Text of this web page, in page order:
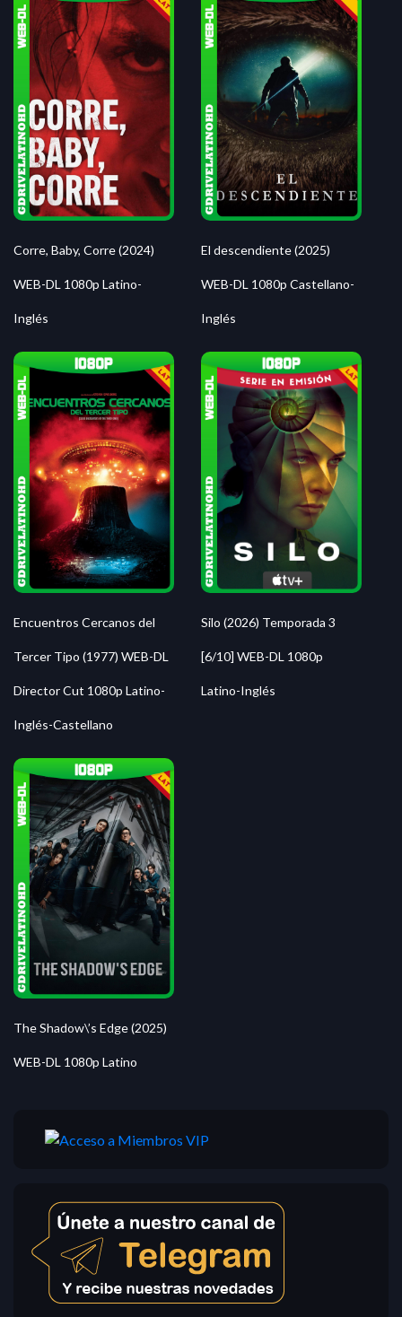
Corre, Baby, Corre (2024)
WEB-DL 1080p Latino-
Inglés
El descendiente (2025)
WEB-DL 1080p Castellano-
Inglés
Encuentros Cercanos del
Tercer Tipo (1977) WEB-DL
Director Cut 1080p Latino-
Inglés-Castellano
Silo (2026) Temporada 3
[6/10] WEB-DL 1080p
Latino-Inglés
The Shadow\’s Edge (2025)
WEB-DL 1080p Latino